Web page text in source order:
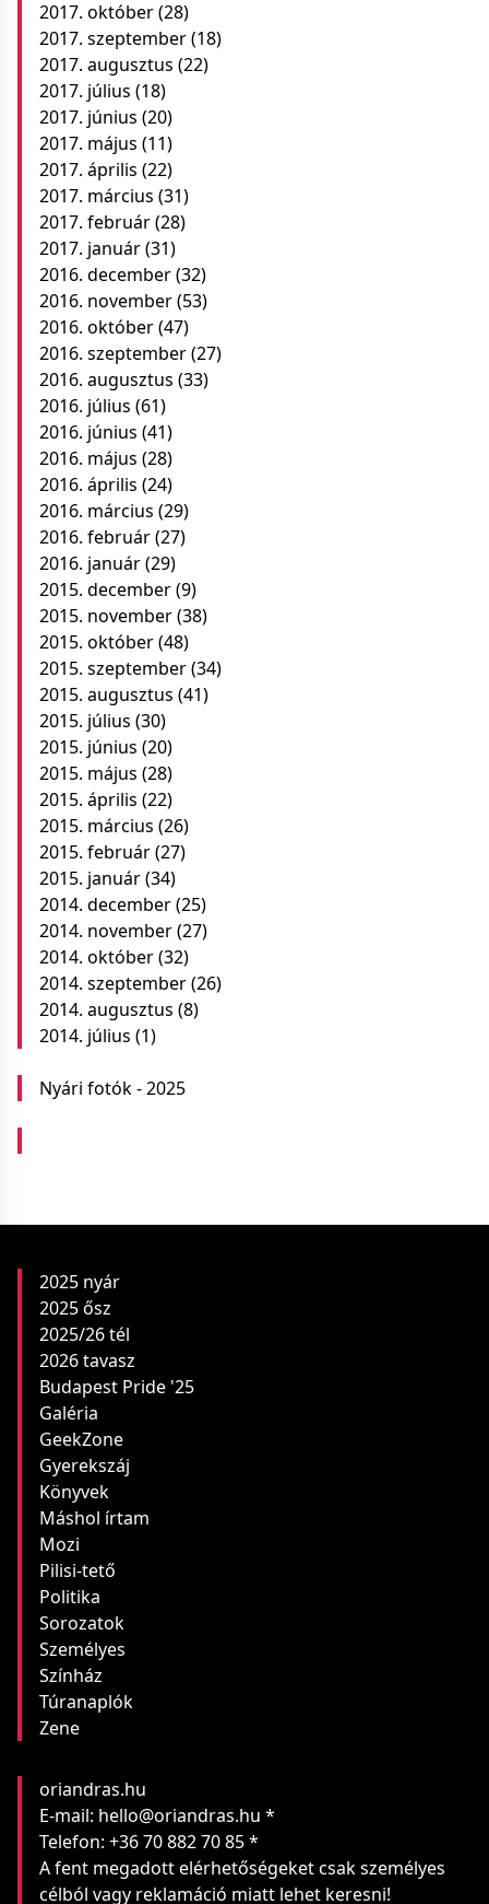
2017. október(28)
2017. szeptember(18)
2017. augusztus (22)
2017. július (18)
2017. június (20)
2017. május (11)
2017. április (22)
2017. március (31)
2017. február(28)
2017. január(31)
2016. december(32)
2016. november(53)
2016. október(47)
2016. szeptember(27)
2016. augusztus (33)
2016. július (61)
2016. június (41)
2016. május (28)
2016. április (24)
2016. március (29)
2016. február(27)
2016. január(29)
2015. december(9)
2015. november(38)
2015. október(48)
2015. szeptember(34)
2015. augusztus (41)
2015. július (30)
2015. június (20)
2015. május (28)
2015. április (22)
2015. március (26)
2015. február(27)
2015. január(34)
2014. december(25)
2014. november(27)
2014. október(32)
2014. szeptember(26)
2014. augusztus (8)
2014. július (1)
Nyári fotók - 2025
2025 nyár
2025 ősz
2025/26 tél
2026 tavasz
Budapest Pride '25
Galéria
GeekZone
Gyerekszáj
Könyvek
Máshol írtam
Mozi
Pilisi-tető
Politika
Sorozatok
Személyes
Színház
Túranaplók
Zene
oriandras.hu
E-mail: hello@oriandras.hu *
Telefon: +36 70 882 70 85 *
A fent megadott elérhetőségeket csak személyes
célból vagy reklamáció miatt lehet keresni!